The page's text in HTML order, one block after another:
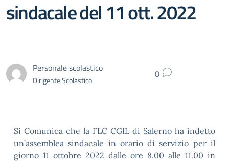
sindacale del 11 ott. 2022
Personale scolastico
Dirigente Scolastico 0
Si Comunica che la FLC CGIL di Salerno ha indetto
un’assemblea sindacale in orario di servizio per il
giorno 11 ottobre 2022 dalle ore 8.00 alle 11.00 in